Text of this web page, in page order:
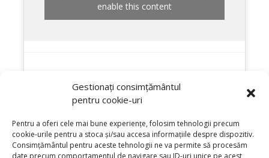
Gestionați consimțământul
pentru cookie-uri
Pentru a oferi cele mai bune experiențe, folosim tehnologii precum
cookie-urile pentru a stoca și/sau accesa informațiile despre dispozitiv.
Consimțământul pentru aceste tehnologii ne va permite să procesăm
date precum comportamentul de navigare sau ID-uri unice pe acest
enable this content